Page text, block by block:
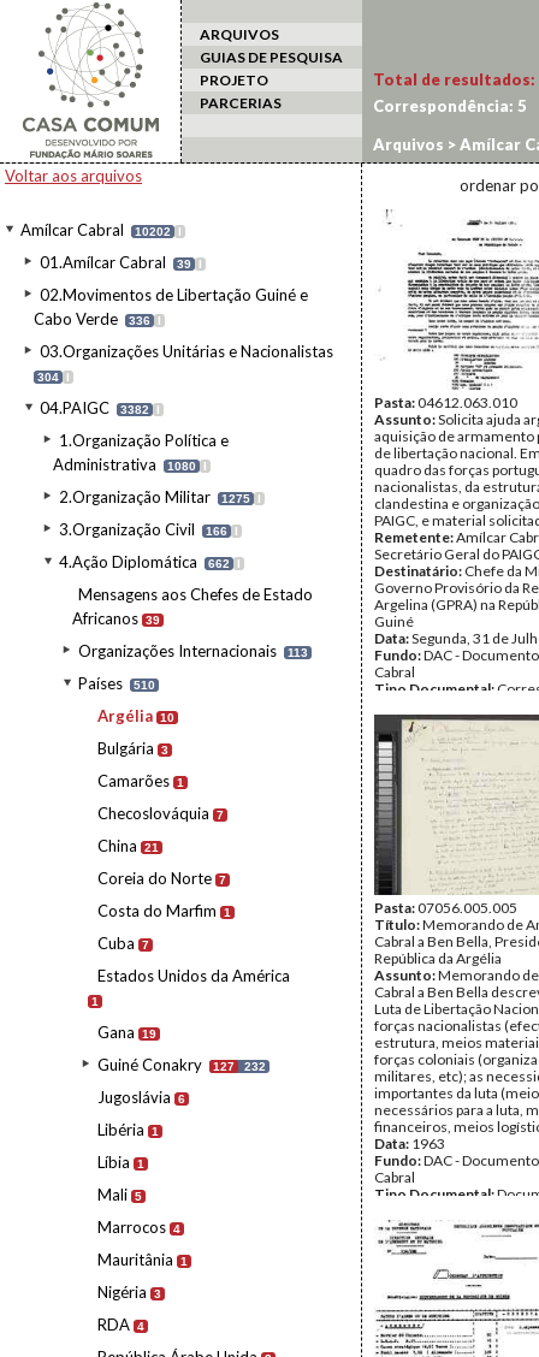
ARQUIVOS
GUIAS DE PESQUISA
PROJETO
PARCERIAS
Voltar aos arquivos
Amílcar Cabral 10202 I
01.Amílcar Cabral 39 I
02.Movimentos de Libertação Guiné e
Cabo Verde
336 I
03.Organizações Unitárias e Nacionalistas
304 I
04.PAIGC 3382 I
1.Organização Política e
Administrativa
1080 I
2.Organização Militar 1275 I
3.Organização Civil 166 I
4.Ação Diplomática 662 I
Mensagens aos Chefes de Estado
Africanos 39
Organizações Internacionais 113
Países 510
Argélia 10
Bulgária 3
Camarões 1
Checoslováquia 7
China 21
Coreia do Norte 7
Costa do Marfim 1
Cuba 7
Estados Unidos da América
1
Gana 19
Guiné Conakry 127 232
Jugoslávia 6
Libéria 1
Líbia 1
Mali 5
Marrocos 4
Mauritânia 1
Nigéria 3
RDA 4
Total de resultados:
Correspondência: 5
Arquivos >Amílcar
ordenar
Pasta:04612.063.010
Assunto:Solicita ajuda
aquisição de armamento
de libertação nacional.
quadro das forças
nacionalistas, da
clandestina e
PAIGC, e material
Remetente:Amílcar
Secretário Geral do
Destinatário: Chefe da
Governo Provisório da
Argelina (GPRA) na
Guiné
Data:Segunda, 31 de
Fundo:DAC -
Cabral
Tipo Documental:
Pasta:07056.005.005
Título:Memorando de
Cabral a Ben Bella,
República da Argélia
Assunto:Memorando
Cabral a Ben Bella
Luta de Libertação
forças nacionalistas
estrutura, meios
forças coloniais
militares, etc); as
importantes da luta
necessários para a luta,
financeiros, meios
Data: 1963
Fundo:DAC -
Cabral
Tipo Documental: